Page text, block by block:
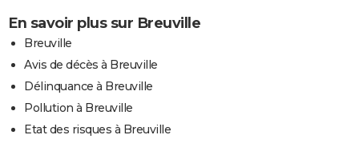
En savoir plus sur Breuville
Breuville
Avis de décès à Breuville
Délinquance à Breuville
Pollution à Breuville
Etat des risques à Breuville